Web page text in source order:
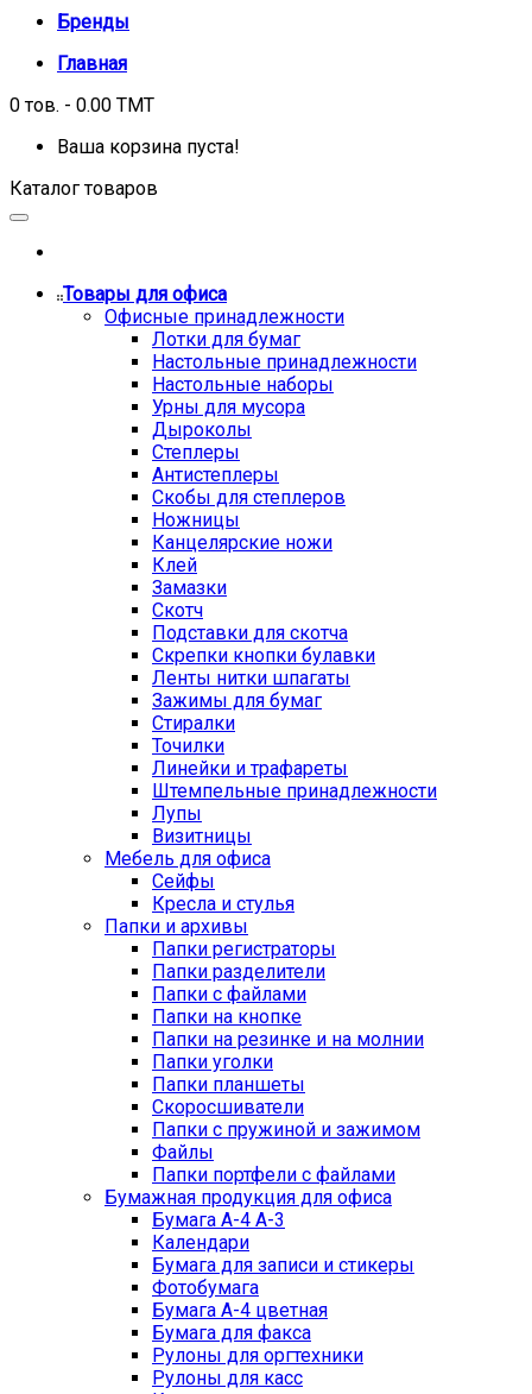
Бренды
Главная
0 тов. - 0.00 TMT
Ваша корзина пуста!
Каталог товаров
Товары для офиса
Офисные принадлежности
Лотки для бумаг
Настольные принадлежности
Настольные наборы
Урны для мусора
Дыроколы
Степлеры
Антистеплеры
Скобы для степлеров
Ножницы
Канцелярские ножи
Клей
Замазки
Скотч
Подставки для скотча
Скрепки кнопки булавки
Ленты нитки шпагаты
Зажимы для бумаг
Стиралки
Точилки
Линейки и трафареты
Штемпельные принадлежности
Лупы
Визитницы
Мебель для офиса
Сейфы
Кресла и стулья
Папки и архивы
Папки регистраторы
Папки разделители
Папки с файлами
Папки на кнопке
Папки на резинке и на молнии
Папки уголки
Папки планшеты
Скоросшиватели
Папки с пружиной и зажимом
Файлы
Папки портфели с файлами
Бумажная продукция для офиса
Бумага А-4 А-3
Календари
Бумага для записи и стикеры
Фотобумага
Бумага А-4 цветная
Бумага для факса
Рулоны для оргтехники
Рулоны для касс